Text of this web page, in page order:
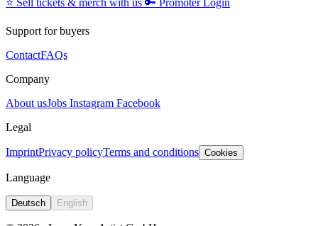
⭐️ Sell tickets & merch with us 🔑 Promoter Login
Support for buyers
ContactFAQs
Company
About usJobs Instagram Facebook
Legal
ImprintPrivacy policyTerms and conditions Cookies
Language
Deutsch English